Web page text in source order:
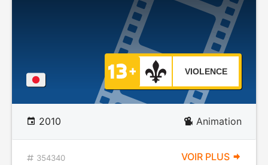
VIOLENCE
2010 Animation
354340 VOIR PLUS